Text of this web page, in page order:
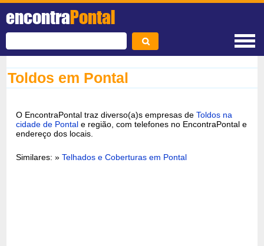
encontraPontal
Toldos em Pontal
O EncontraPontal traz diverso(a)s empresas deToldos na
cidade de Pontal e região, com telefones no EncontraPontal e
endereço dos locais.
Similares: »Telhados e Coberturas em Pontal